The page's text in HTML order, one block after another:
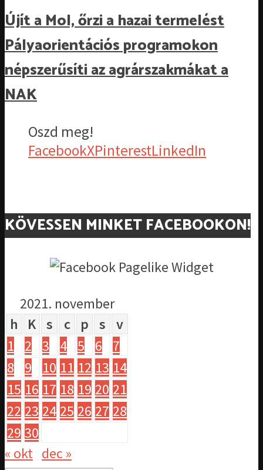
Újít a Mol, őrzi a hazai termelést
Pályaorientációs programokon
népszerűsíti az agrárszakmákat a
NAK
Oszd meg!
FacebookXPinterestLinkedIn
KÖVESSEN MINKET FACEBOOKON!
2021. november
h
K s c p s
v
1
2 3 4 5 6
7
8
9 10 11 12 13 14
15 16 17 18 19 20 21
22 23 24 25 26 27 28
29 30
« okt dec »